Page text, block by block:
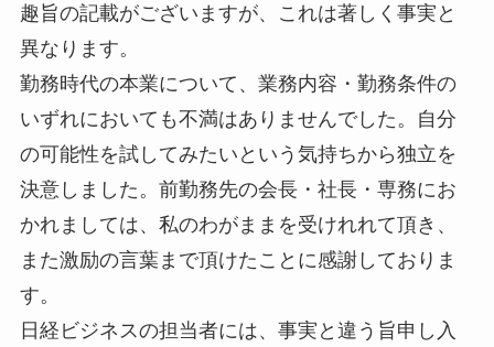
趣旨の記載がございますが、これは著しく事実と
異なります。
勤務時代の本業について、業務内容・勤務条件の
いずれにおいても不満はありませんでした。自分
の可能性を試してみたいという気持ちから独立を
決意しました。前勤務先の会長・社長・専務にお
かれましては、私のわがままを受けれれて頂き、
また激励の言葉まで頂けたことに感謝しておりま
す。
日経ビジネスの担当者には、事実と違う旨申し入